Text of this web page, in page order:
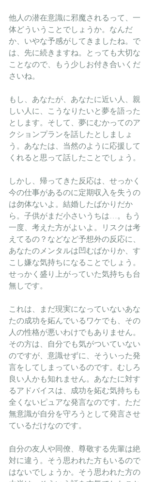
他人の潜在意識に邪魔されるって、一
体どういうことでしょうか。なんだ
か、いやな予感がしてきましたね。で
は、先に続きますね。とっても大切な
ことなので、もう少しお付き合いくだ
さいね。
もし、あなたが、あなたに近い人、親
しい人に、こうなりたいと夢を語った
とします。そして、夢にむかってのア
クションプランを話したとしましょ
う。あなたは、当然のように応援して
くれると思って話したことでしょう。
しかし、帰ってきた反応は、せっかく
今の仕事があるのに定期収入を失うの
は勿体ないよ。結婚したばかりだか
ら。子供がまだ小さいうちは…。もう
一度、考えた方がよいよ。リスクは考
えてるの？などなど予想外の反応に、
あなたのメンタルは凹むばかりか、す
こし嫌な気持ちになることでしょう。
せっかく盛り上がっていた気持ちも台
無しです。
これは、まだ現実になっていないあな
たの成功を妬んでいるワケでも、その
人の性格が悪いわけでもありません。
その方は、自分でも気がついていない
のですが、意識せずに、そういった発
言をしてしまっているのです。むしろ
良い人かも知れません。あなたに対す
るアドバイスは、成功を妬む気持ちも
全くないピュアな発言なのです。ただ
無意識が自分を守ろうとして発言させ
ているだけなのです。
自分の友人や同僚、尊敬する先輩は絶
対に違う。そう思われた方もいるので
はないでしょうか。そう思われた方の